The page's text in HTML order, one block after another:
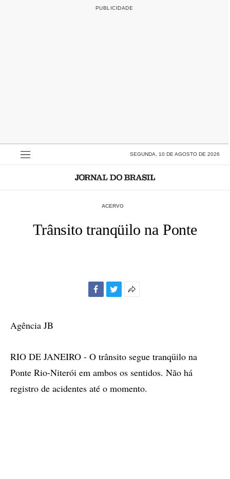
SEGUNDA, 10 DE AGOSTO DE 2026
ACERVO
Trânsito tranqüilo na Ponte
Agência JB
RIO DE JANEIRO - O trânsito segue tranqüilo na
Ponte Rio-Niterói em ambos os sentidos. Não há
registro de acidentes até o momento.